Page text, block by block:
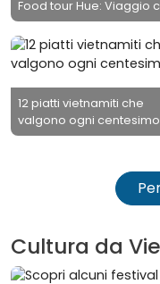
Food tour Hue: Viaggio
12 piatti vietnamiti che
valgono ogni centesimo
Cultura da